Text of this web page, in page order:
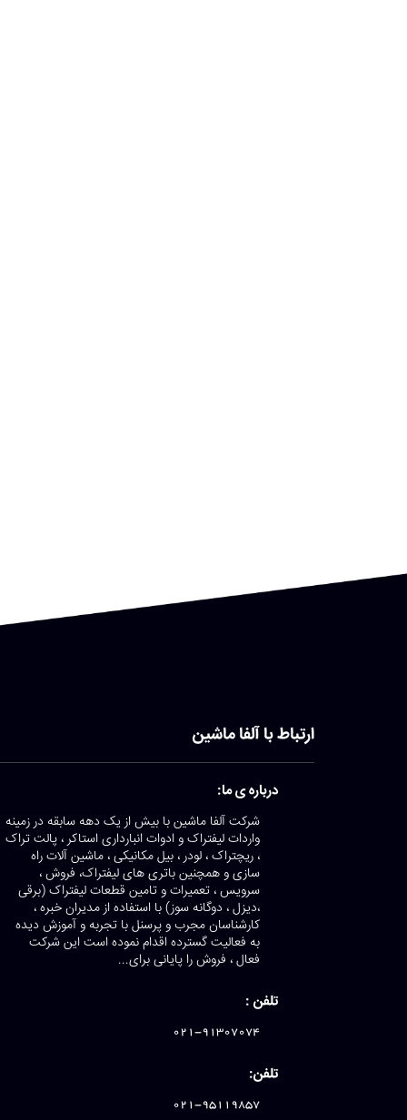
ارتباط با آلفا ماشین
درباره ی ما:
شرکت آلفا ماشین با بیش از یک دهه سابقه در زمینه
واردات لیفتراک و ادوات انبارداری استاکر ، پالت تراک
، ریچتراک ، لودر ، بیل مکانیکی ، ماشین آلات راه
سازی و همچنین باتری های لیفتراک، فروش ،
سرویس ، تعمیرات و تامین قطعات لیفتراک (برقی
،دیزل ، دوگانه سوز) با استفاده از مدیران خبره ،
کارشناسان مجرب و پرسنل با تجربه و آموزش دیده
به فعالیت گسترده اقدام نموده است این شرکت
فعال ، فروش را پایانی برای...
تلفن :
021-91307074
تلفن:
021-95119857